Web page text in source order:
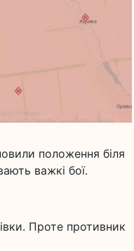
положення біля
важкі бої.
Проте противник